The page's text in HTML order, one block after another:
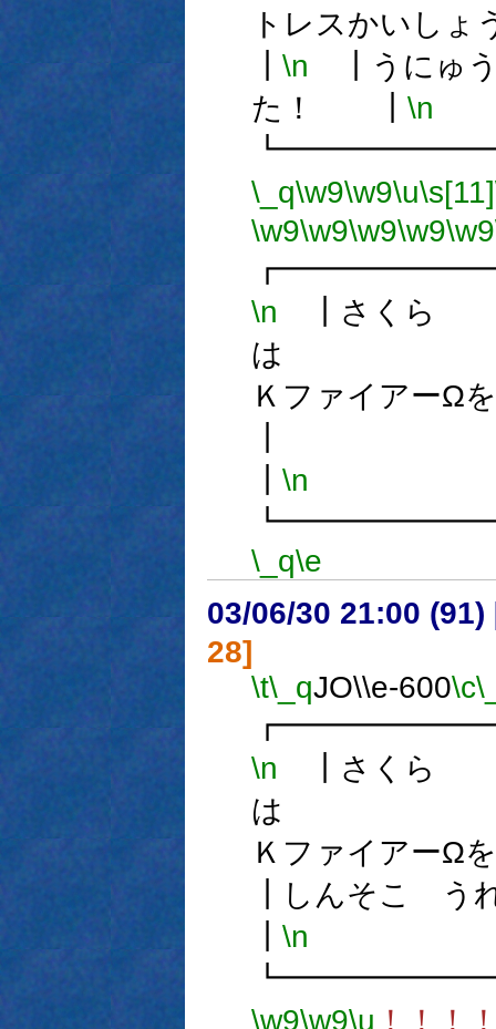
トレスか
\n ┃うにゅ
た！ ┃ \n
\_q\w9\w9\u\s[11]
\w9\w9\w9\w9\w9
\n ┃さくら
Ｋファイア
\n
\_q\e
03/06/30 21:00 (91)
28]
\t\_qJO\\e-600\c
\n ┃さくら
Ｋファイア
┃しんそ
\n
\w9\w9\u ！！！